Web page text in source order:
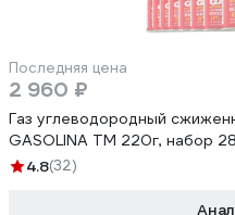
Последняя цена
2 960 ₽
Газ углеводородный
GASOLINA ТМ 220г, набор
4.8(32)